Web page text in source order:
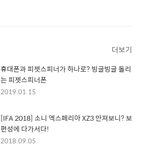
더보기
휴대폰과 피젯스피너가 하나로? 빙글빙글 돌리
는 피젯스피너폰
2019.01.15
[IFA 2018] 소니 엑스페리아 XZ3 만져보니? 보
편성에 다가서다!
2018.09.05